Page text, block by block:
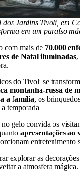
Jardins Tivoli, em
em um paraíso
com mais de 70.000
de Natal iluminadas,
do Tivoli se
montanha-russa de
a família, os
temporada.
gelo convida os
apresentações ao
entretenimento
explorar as
a atmosfera mágica.